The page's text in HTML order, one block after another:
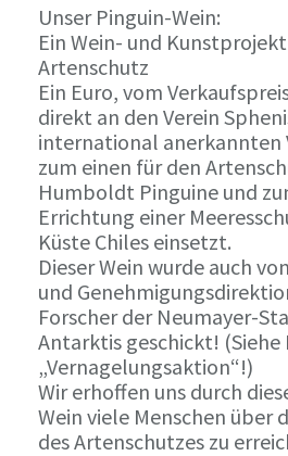
Unser Pinguin-Wein:
Ein Wein- und
Artenschutz
Ein Euro, vom
direkt an den Verein
international anerkannten
zum einen für den
Humboldt Pinguine und
Errichtung einer
Küste Chiles einsetzt.
Dieser Wein wurde auch
und
Forscher der Neumayer-
Antarktis geschickt! (Siehe
„Vernagelungsaktion“!)
Wir erhoffen uns durch
Wein viele Menschen über
des Artenschutzes zu